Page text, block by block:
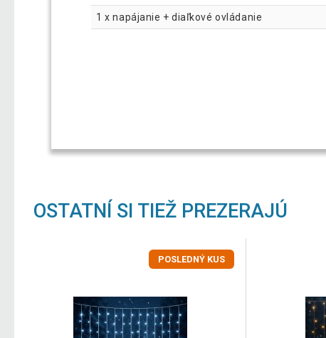
1 x napájanie + diaľkové ovládanie
OSTATNÍ SI TIEŽ PREZERAJÚ
POSLEDNÝ KUS